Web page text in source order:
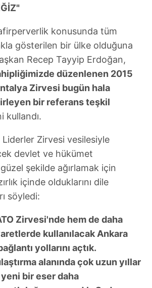
konusunda tüm
gösterilen bir ülke olduğuna
Recep Tayyip Erdoğan,
düzenlenen 2015
Zirvesi bugün hala
bir referans teşkil
kullandı.
Zirvesi vesilesiyle
devlet ve hükümet
şekilde ağırlamak için
içinde olduklarını dile
söyledi:
Zirvesi'nde hem de daha
kullanılacak Ankara
yollarını açtık.
alanında çok uzun yıllar
bir eser daha